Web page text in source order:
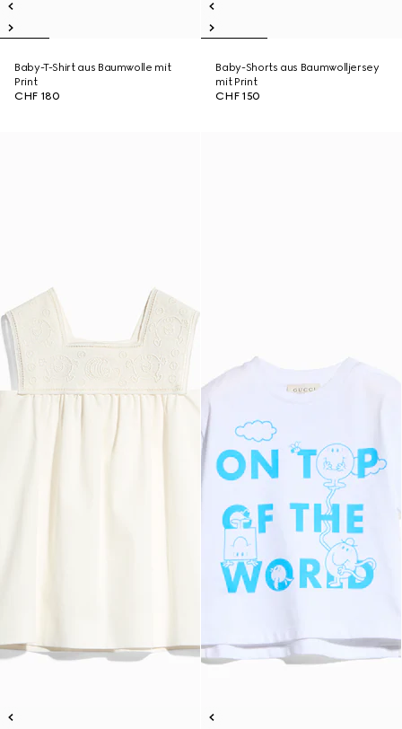
Baby-T-Shirt aus Baumwolle mit
Print
CHF 180
Baby-Shorts aus Baumwolljersey
mit Print
CHF 150